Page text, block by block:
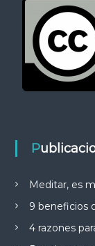
Meditar, es
9 beneficios
4 razones